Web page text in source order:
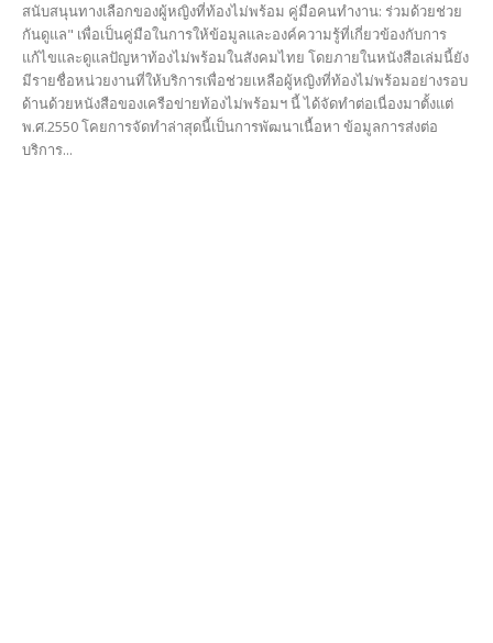
สนับสนุนทางเลือกของผู้หญิงที่ท้องไม่พร้อม คู่มือคนทำงาน: ร่วมด้วยช่วย
กันดูแล" เพื่อเป็นคู่มือในการให้ข้อมูลและองค์ความรู้ที่เกี่ยวข้องกับการ
แก้ไขและดูแลปัญหาท้องไม่พร้อมในสังคมไทย โดยภายในหนังสือเล่มนี้ยัง
มีรายชื่อหน่วยงานที่ให้บริการเพื่อช่วยเหลือผู้หญิงที่ท้องไม่พร้อมอย่างรอบ
ด้านด้วยหนังสือของเครือข่ายท้องไม่พร้อมฯ นี้ ได้จัดทำต่อเนื่องมาตั้งแต่
พ.ศ.2550 โคยการจัดทำล่าสุดนี้เป็นการพัฒนาเนื้อหา ข้อมูลการส่งต่อ
บริการ...